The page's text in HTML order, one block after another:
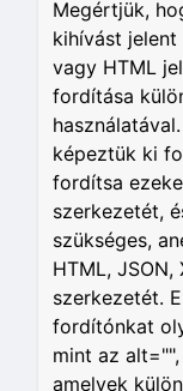
Megértjük,
kihívást
vagy HTML
fordítása
képeztük ki
fordítsa
szerkezetét,
szükséges,
HTML,
szerkezetét.
fordítónkat
mint az
amelyek